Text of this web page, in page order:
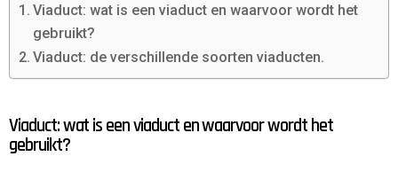
Viaduct: wat is een viaduct en waarvoor wordt het
gebruikt?
Viaduct: de verschillende soorten viaducten.
Viaduct: wat is een viaduct en waarvoor wordt het
gebruikt?